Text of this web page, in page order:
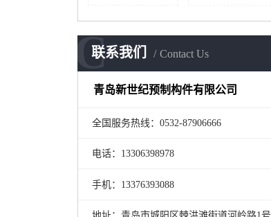
联系我们 Contact Us
C
青岛新世纪预制构件有限公司
全国服务热线：0532-87906666
电话：13306398978
手机：13376393088